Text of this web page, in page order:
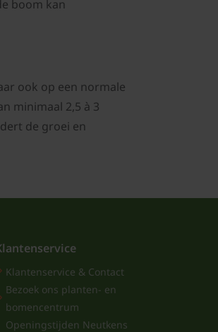
boom kan
ook op een normale
minimaal 2,5 à 3
de groei en
Klantenservice & Contact
Bezoek ons planten- en
bomencentrum
Openingstijden Neutkens